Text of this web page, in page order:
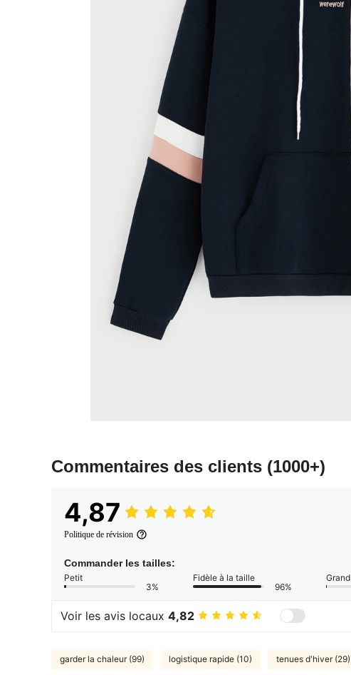
Commentaires des clients (1000+)
4,87
Politique de révision
Commander les tailles:
Petit
3%
Fidèle à la taille
96%
Grand
Voir les avis locaux 4,82
garder la chaleur (99) logistique rapide (10) tenues d'hiver (29)